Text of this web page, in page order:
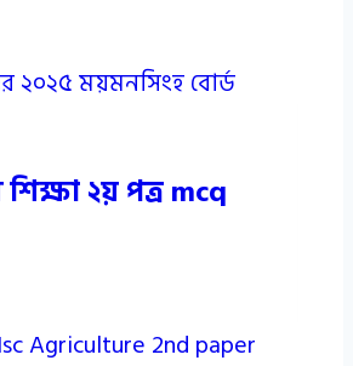
২য় পত্র mcq